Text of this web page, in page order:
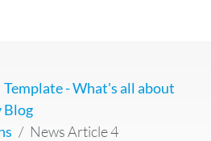
Template - What's all about
Blog
News Article 4